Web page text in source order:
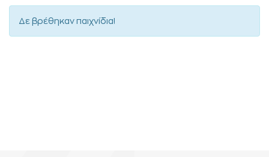
Δε βρέθηκαν παιχνίδια!